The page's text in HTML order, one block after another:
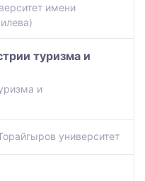
имени
туризма и
и
университет